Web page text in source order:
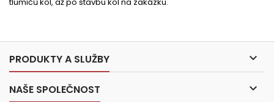
PRODUKTY A SLUŽBY 
NAŠE SPOLEČNOST 